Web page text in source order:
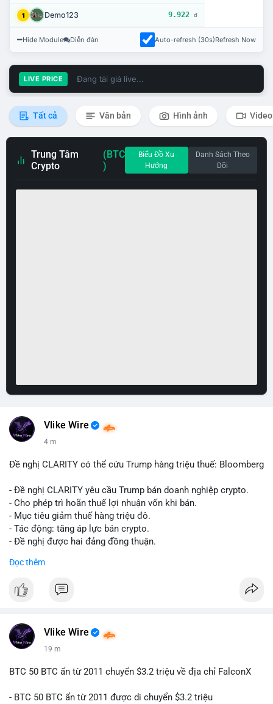
1 Demo123 9.922 đ
Hide Module Diễn đàn Auto-refresh (30s)Refresh Now
LIVE PRICE Đang tải giá live...
Tất cả Văn bản Hình ảnh Video
Trung Tâm
Crypto
(BTC
)
Biểu Đồ Xu
Hướng
Danh Sách Theo
Dõi
Vlike Wire
4 m
Đề nghị CLARITY có thể cứu Trump hàng triệu thuế: Bloomberg
- Đề nghị CLARITY yêu cầu Trump bán doanh nghiệp crypto.
- Cho phép trì hoãn thuế lợi nhuận vốn khi bán.
- Mục tiêu giảm thuế hàng triệu đô.
- Tác động: tăng áp lực bán crypto.
- Đề nghị được hai đảng đồng thuận.
📰 Nguồn: Cointelegraph
Đọc thêm
Vlike Wire
19 m
BTC 50 BTC ẩn từ 2011 chuyển $3.2 triệu về địa chỉ FalconX
- BTC 50 BTC ẩn từ 2011 được di chuyển $3.2 triệu